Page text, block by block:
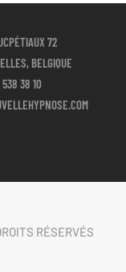
72
BELGIQUE
38 10
RÉSERVÉS